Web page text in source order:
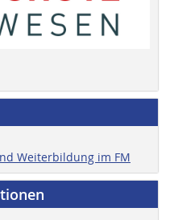
Weiterbildung im FM